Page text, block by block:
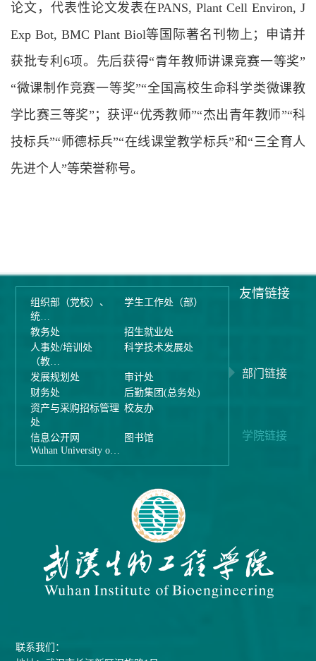
论文，代表性论文发表在PANS,Plant Cell Environ,J
Exp Bot, BMC Plant Biol等国际著名刊物上；申请并
获批专利6项。先后获得“青年教师讲课竞赛一等奖”
“微课制作竞赛一等奖”“全国高校生命科学类微课教
学比赛三等奖”；获评“优秀教师”“杰出青年教师”“科
技标兵”“师德标兵”“在线课堂教学标兵”和“三全育人
先进个人”等荣誉称号。
组织部（党校）、
统…
学生工作处（部）
教务处
招生就业处
人事处/培训处
（教…
科学技术发展处
发展规划处
审计处
财务处
后勤集团(总务处)
资产与采购招标管理
处
校友办
信息公开网
图书馆
Wuhan University o…
友情链接
部门链接
学院链接
联系我们：